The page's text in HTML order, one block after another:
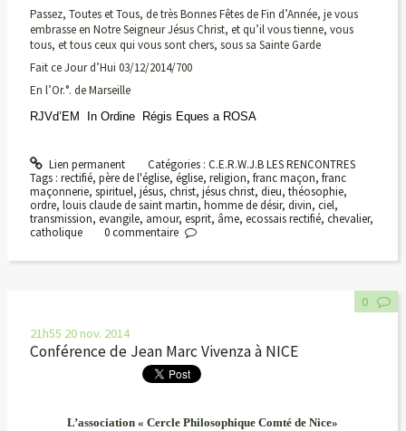
Passez, Toutes et Tous, de très Bonnes Fêtes de Fin d’Année, je vous
embrasse en Notre Seigneur Jésus Christ, et qu’il vous tienne, vous
tous, et tous ceux qui vous sont chers, sous sa Sainte Garde
Fait ce Jour d’Hui 03/12/2014/700
En l’Or.°. de Marseille
RJVd’EM In Ordine Régis Eques a ROSA
Lien permanent Catégories : C.E.R.W.J.B LES RENCONTRES
Tags : rectifié, père de l'église, église, religion, franc maçon, franc
maçonnerie, spirituel, jésus, christ, jésus christ, dieu, théosophie,
ordre, louis claude de saint martin, homme de désir, divin, ciel,
transmission, evangile, amour, esprit, âme, ecossais rectifié, chevalier,
catholique
0commentaire
21h55 20nov. 2014
Conférence de Jean Marc Vivenza à NICE
L’association « Cercle Philosophique Comté de Nice»
0